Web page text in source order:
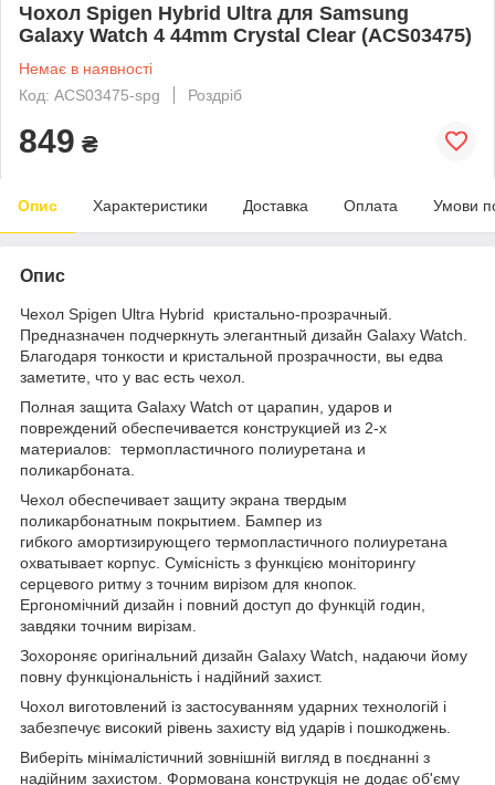
Чохол Spigen Hybrid Ultra для Samsung
Galaxy Watch 4 44mm Crystal Clear (ACS03475)
Немає в наявності
Код: ACS03475-spg
Роздріб
849 ₴
Опис Характеристики Доставка Оплата Умови
Опис
Чехол Spigen Ultra Hybrid кристально-прозрачный.
Предназначен подчеркнуть элегантный дизайн Galaxy Watch.
Благодаря тонкости и кристальной прозрачности, вы едва
заметите, что у вас есть чехол.
Полная защита Galaxy Watch от царапин, ударов и
повреждений обеспечивается конструкцией из 2-х
материалов: термопластичного полиуретана и
поликарбоната.
Чехол обеспечивает защиту экрана твердым
поликарбонатным покрытием. Бампер из
гибкого амортизирующего термопластичного полиуретана
охватывает корпус. Сумісність з функцією моніторингу
серцевого ритму з точним вирізом для кнопок.
Ергономічний дизайн і повний доступ до функцій годин,
завдяки точним вирізам.
Зохороняє оригінальний дизайн Galaxy Watch, надаючи йому
повну функціональність і надійний захист.
Чохол виготовлений із застосуванням ударних технологій і
забезпечує високий рівень захисту від ударів і пошкоджень.
Виберіть мінімалістичний зовнішній вигляд в поєднанні з
надійним захистом. Формована конструкція не додає об'єму